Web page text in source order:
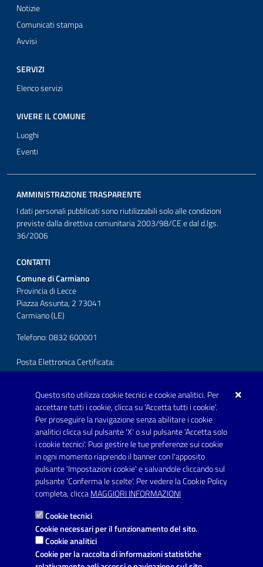
Questo sito utilizza cookie tecnici e cookie analitici. Per
accettare tutti i cookie, clicca su 'Accetta tutti i cookie'.
Per proseguire la navigazione senza abilitare i cookie
analitici clicca sul pulsante 'X' o sul pulsante 'Accetta solo
i cookie tecnici'. Puoi gestire le tue preferenze sui cookie
in ogni momento riaprendo il banner con l'apposito
pulsante 'Impostazioni cookie' e salvandole cliccando sul
pulsante 'Conferma le scelte'. Per vedere la Cookie Policy
completa, cliccaMAGGIORI INFORMAZIONI
Cookie tecnici
Cookie necessari per il funzionamento del sito.
Cookie analitici
Cookie per la raccolta di informazioni statistiche
Notizie
Comunicati stampa
Avvisi
SERVIZI
Elenco servizi
VIVERE IL COMUNE
Luoghi
Eventi
AMMINISTRAZIONE TRASPARENTE
I dati personali pubblicati sono riutilizzabili solo alle condizioni
previste dalla direttiva comunitaria 2003/98/CE e dal d.lgs.
36/2006
CONTATTI
Comune di Carmiano
Provincia di Lecce
Piazza Assunta, 2 73041
Carmiano (LE)
Telefono: 0832 600001
Posta Elettronica Certificata:
protocollo.comunecarmiano@pec.rupar.puglia.it
URP - Ufficio Relazioni con il Pubblico
SEGUICI SU
Youtube
Link utili
Informativa privacy
Dichiarazione di accessibilità
Note legali